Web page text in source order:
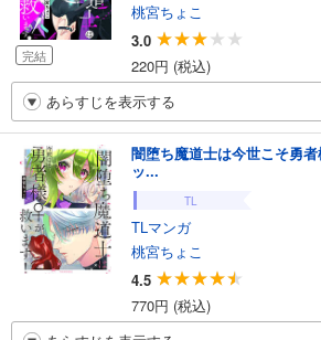
完結
桃宮ちょこ
3.0
220円 (税込)
あらすじを表示する
闇堕ち魔道士は今世こそ勇
ッ...
TL
TLマンガ
桃宮ちょこ
4.5
770円 (税込)